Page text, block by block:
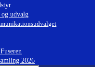
og udvalg
2026